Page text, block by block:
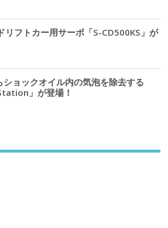
リフトカー用サーボ「S-CD500KS」が
ショックオイル内の気泡を除去する
」が登場！